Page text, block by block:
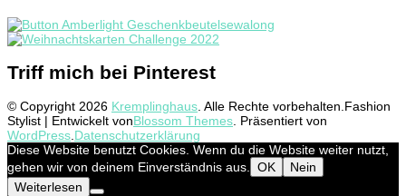
Triff mich bei Pinterest
© Copyright 2026 Kremplinghaus. Alle Rechte vorbehalten.Fashion
Stylist | Entwickelt vonBlossom Themes. Präsentiert von
WordPress.Datenschutzerklärung
Diese Website benutzt Cookies. Wenn du die Website weiter nutzt,
gehen wir von deinem Einverständnis aus. OK
Nein
Weiterlesen